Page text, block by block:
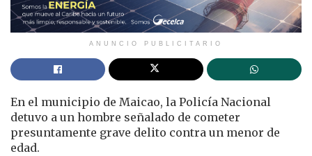
ANUNCIO PUBLICITARIO
En el municipio de Maicao, la Policía Nacional
detuvo a un hombre señalado de cometer
presuntamente grave delito contra un menor de
edad.